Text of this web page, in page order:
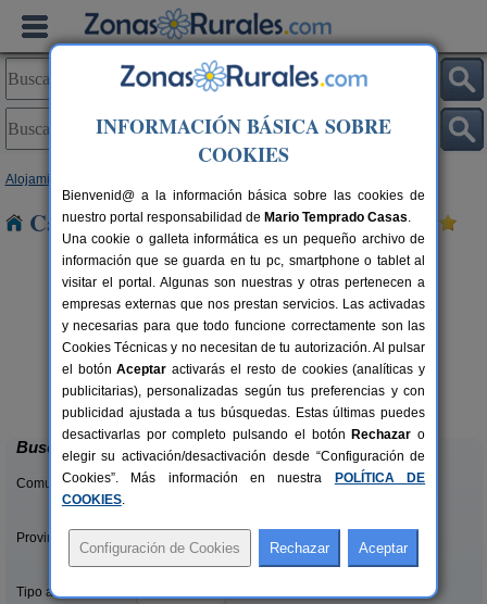
Alojamientos
Casas Rurales cerca de Quicena
6 pers.
desde25 €
Camping Alquézar
Alquézar (Huesca)
Buscar
Comunidades:
Provincias/Islas:
Tipo alquiler:
INFORMACIÓN BÁSICA SOBRE
COOKIES
Bienvenid@ a la información básica sobre las cookies de
nuestro portal responsabilidad de Mario Temprado Casas.
Una cookie o galleta informática es un pequeño archivo de
información que se guarda en tu pc, smartphone o tablet al
visitar el portal. Algunas son nuestras y otras pertenecen a
empresas externas que nos prestan servicios. Las activadas
y necesarias para que todo funcione correctamente son las
Cookies Técnicas y no necesitan de tu autorización. Al pulsar
el botónAceptar activarás el resto de cookies (analíticas y
publicitarias), personalizadas según tus preferencias y con
publicidad ajustada a tus búsquedas. Estas últimas puedes
desactivarlas por completo pulsando el botón Rechazar o
elegir su activación/desactivación desde “Configuración de
Cookies”. Más información en nuestra
POLÍTICA DE
COOKIES.